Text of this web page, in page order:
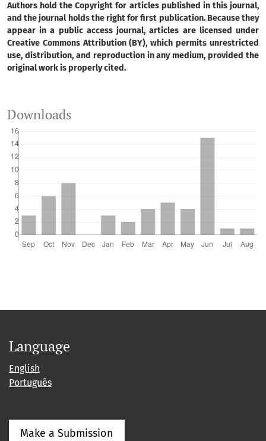
Authors hold the Copyright for articles published in this journal,
and the journal holds the right for first publication. Because they
appear in a public access journal, articles are licensed under
Creative Commons Attribution (BY), which permits unrestricted
use, distribution, and reproduction in any medium, provided the
original work is properly cited.
Downloads
Language
English
Português
Make a Submission